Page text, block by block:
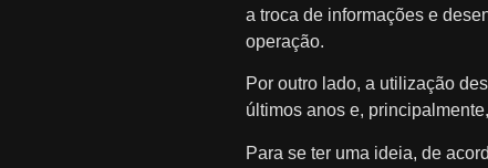
a troca de informações e
operação.
Por outro lado, a utilização
últimos anos e,
Para se ter uma ideia, de